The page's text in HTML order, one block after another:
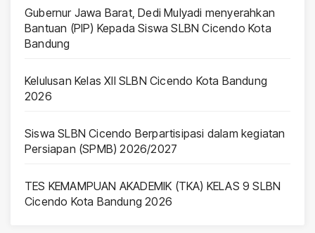
Gubernur Jawa Barat, Dedi Mulyadi menyerahkan
Bantuan (PIP) Kepada Siswa SLBN Cicendo Kota
Bandung
Kelulusan Kelas XII SLBN Cicendo Kota Bandung
2026
Siswa SLBN Cicendo Berpartisipasi dalam kegiatan
Persiapan (SPMB) 2026/2027
TES KEMAMPUAN AKADEMIK (TKA) KELAS 9 SLBN
Cicendo Kota Bandung 2026